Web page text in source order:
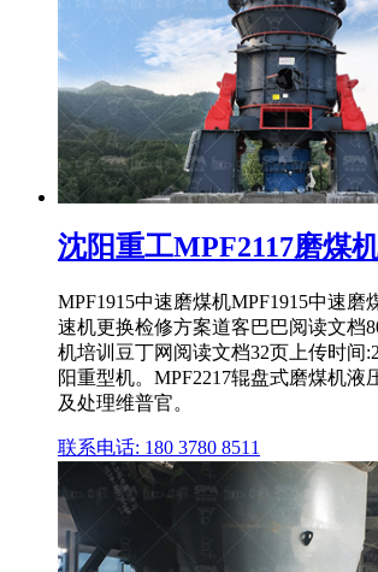
沈阳重工MPF2117磨煤
MPF1915中速磨煤机MPF1915中速磨
速机更换检修方案道客巴巴阅读文档
机培训豆丁网阅读文档32页上传时间
阳重型机。MPF2217辊盘式磨煤机液
及处理维普官。
联系电话: 180 3780 8511